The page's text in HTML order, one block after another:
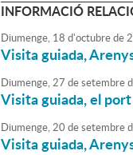
INFORMACIÓ
Diumenge, 18 d'octubrede
Visita guiada,
Diumenge,27 desetembre
Visita guiada, el
Diumenge,20 desetembre
Visita guiada,